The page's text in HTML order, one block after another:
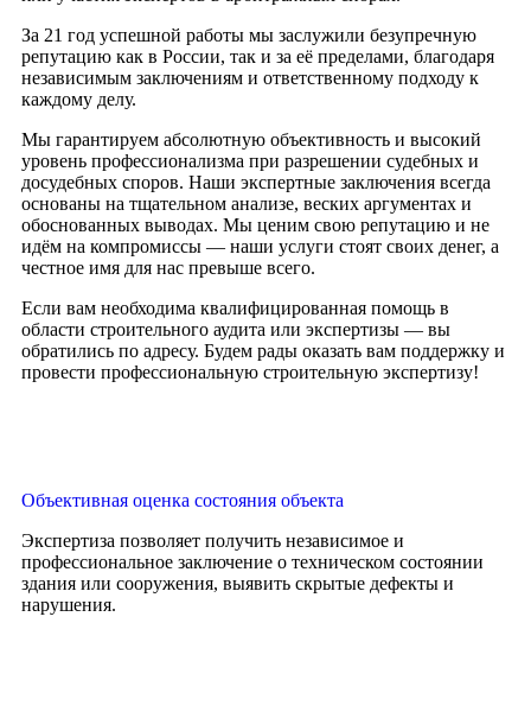
За 21 год успешной работы мы заслужили безупречную
репутацию как в России, так и за её пределами, благодаря
независимым заключениям и ответственному подходу к
каждому делу.
Мы гарантируем абсолютную объективность и высокий
уровень профессионализма при разрешении судебных и
досудебных споров. Наши экспертные заключения всегда
основаны на тщательном анализе, веских аргументах и
обоснованных выводах. Мы ценим свою репутацию и не
идём на компромиссы — наши услуги стоят своих денег, а
честное имя для нас превыше всего.
Если вам необходима квалифицированная помощь в
области строительного аудита или экспертизы — вы
обратились по адресу. Будем рады оказать вам поддержку и
провести профессиональную строительную экспертизу!
Объективная оценка состояния объекта
Экспертиза позволяет получить независимое и
профессиональное заключение о техническом состоянии
здания или сооружения, выявить скрытые дефекты и
нарушения.